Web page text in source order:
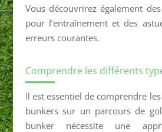
Vous découvrirez également
pour l’entraînement et des
erreurs courantes.
Comprendre les différents
Il est essentiel de comprendre
bunkers sur un parcours de
bunker nécessite une